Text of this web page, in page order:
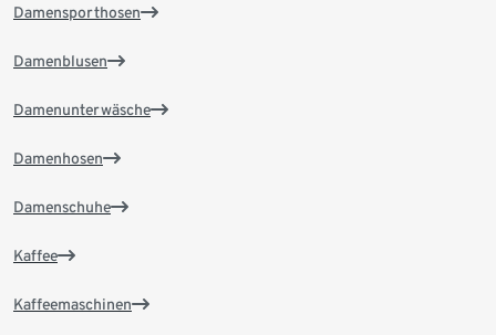
Damensporthosen
Damenblusen
Damenunterwäsche
Damenhosen
Damenschuhe
Kaffee
Kaffeemaschinen